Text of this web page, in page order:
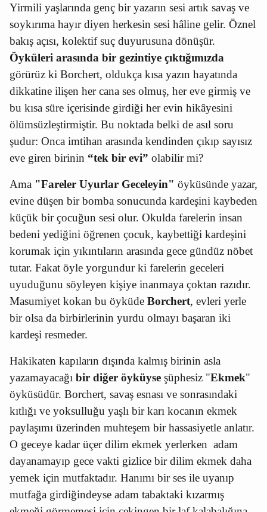
Yirmili yaşlarında genç bir yazarın sesi artık savaş ve
soykırıma hayır diyen herkesin sesi hâline gelir. Öznel
bakış açısı, kolektif suç duyurusuna dönüşür.
Öyküleri arasında bir gezintiye çıktığımızda
görürüz ki Borchert, oldukça kısa yazın hayatında
dikkatine ilişen her cana ses olmuş, her eve girmiş ve
bu kısa süre içerisinde girdiği her evin hikâyesini
ölümsüzleştirmiştir. Bu noktada belki de asıl soru
şudur: Onca imtihan arasında kendinden çıkıp sayısız
eve giren birinin “tek bir evi” olabilir mi?
Ama "Fareler Uyurlar Geceleyin" öyküsünde yazar,
evine düşen bir bomba sonucunda kardeşini kaybeden
küçük bir çocuğun sesi olur. Okulda farelerin insan
bedeni yediğini öğrenen çocuk, kaybettiği kardeşini
korumak için yıkıntıların arasında gece gündüz nöbet
tutar. Fakat öyle yorgundur ki farelerin geceleri
uyuduğunu söyleyen kişiye inanmaya çoktan razıdır.
Masumiyet kokan bu öyküde Borchert, evleri yerle
bir olsa da birbirlerinin yurdu olmayı başaran iki
kardeşi resmeder.
Hakikaten kapıların dışında kalmış birinin asla
yazamayacağı bir diğer öyküyse şüphesiz "Ekmek"
öyküsüdür. Borchert, savaş esnası ve sonrasındaki
kıtlığı ve yoksulluğu yaşlı bir karı kocanın ekmek
paylaşımı üzerinden muhteşem bir hassasiyetle anlatır.
O geceye kadar üçer dilim ekmek yerlerken adam
dayanamayıp gece vakti gizlice bir dilim ekmek daha
yemek için mutfaktadır. Hanımı bir ses ile uyanıp
mutfağa girdiğindeyse adam tabaktaki kızarmış